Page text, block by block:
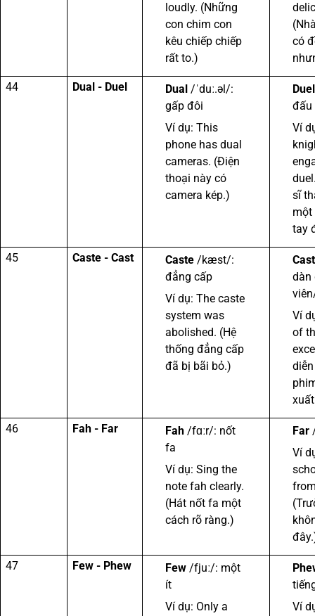
loudly. (Những
con chim con
kêu chiếp chiếp
rất to.)
có
44 Dual - Duel Dual /ˈduː.əl/:
gấp đôi
Ví dụ: This
phone has dual
cameras. (Điện
thoại này có
camera kép.)
Duel
đấu
Ví
sĩ
một
tay
45 Caste - Cast Caste/kæst/:
đẳng cấp
Ví dụ: The caste
system was
abolished. (Hệ
thống đẳng cấp
đã bị bãi bỏ.)
Cast
dàn
Ví
of
46 Fah - Far Fah/fɑːr/: nốt
fa
Ví dụ: Sing the
note fah clearly.
(Hát nốt fa một
cách rõ ràng.)
Far/
Ví
47 Few - Phew Few/fjuː/: một
ít
Ví dụ: Only a
Ví